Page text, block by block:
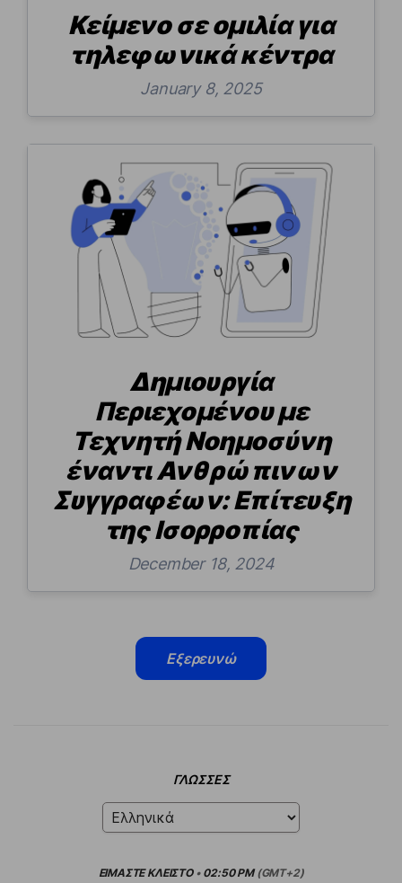
Κείμενο σε ομιλία για
τηλεφωνικά κέντρα
January 8, 2025
Δημιουργία
Περιεχομένου με
Τεχνητή Νοημοσύνη
έναντι Ανθρώπινων
Συγγραφέων: Επίτευξη
της Ισορροπίας
December 18, 2024
Εξερευνώ
ΓΛΏΣΣΕΣ
ΕΙΜΑΣΤΕΚΛΕΙΣΤΟ • 02:50 PM(GMT+2)